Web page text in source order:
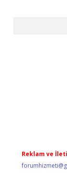
Reklam ve